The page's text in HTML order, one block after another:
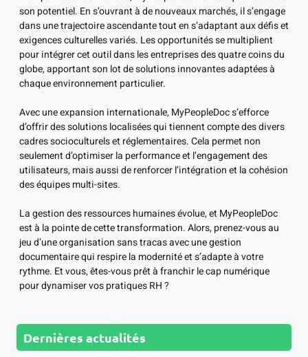
son potentiel. En s’ouvrant à de nouveaux marchés, il s’engage
dans une trajectoire ascendante tout en s’adaptant aux défis et
exigences culturelles variés. Les opportunités se multiplient
pour intégrer cet outil dans les entreprises des quatre coins du
globe, apportant son lot de solutions innovantes adaptées à
chaque environnement particulier.
Avec une expansion internationale, MyPeopleDoc s’efforce
d’offrir des solutions localisées qui tiennent compte des divers
cadres socioculturels et réglementaires. Cela permet non
seulement d’optimiser la performance et l’engagement des
utilisateurs, mais aussi de renforcer l’intégration et la cohésion
des équipes multi-sites.
La gestion des ressources humaines évolue, et MyPeopleDoc
est à la pointe de cette transformation. Alors, prenez-vous au
jeu d’une organisation sans tracas avec une gestion
documentaire qui respire la modernité et s’adapte à votre
rythme. Et vous, êtes-vous prêt à franchir le cap numérique
pour dynamiser vos pratiques RH ?
Dernières actualités